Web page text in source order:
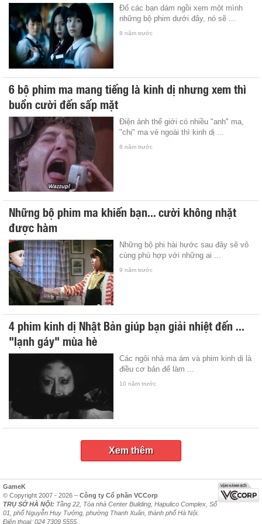
Đố các bạn dám ngồi xem một mình
những bộ phim dưới đây, nó sẽ ...
8 năm trước
6 bộ phim ma mang tiếng là kinh dị nhưng xem thì
buồn cười đến sấp mặt
Điện ảnh thế giới có nhiều "anh" ma,
"chị" ma vẻ ngoài thì kinh dị ...
8 năm trước
Những bộ phim ma khiến bạn... cười không nhặt
được hàm
Những bộ phi hài hước sau đây sẽ vô
cùng phù hợp với những ai ...
9 năm trước
4 phim kinh dị Nhật Bản giúp bạn giải nhiệt đến ...
"lạnh gáy" mùa hè
Các ngôi nhà ma ám và phim kinh dị là
điều cơ bản để làm ...
10 năm trước
Xem thêm
GameK
© Copyright 2007 - 2026 – Công ty Cổ phần VCCorp
TRỤ SỞ HÀ NỘI: Tầng 22, Tòa nhà Center Building, Hapulico Complex, Số
01, phố Nguyễn Huy Tưởng, phường Thanh Xuân, thành phố Hà Nội.
Điện thoại: 024 7309 5555.